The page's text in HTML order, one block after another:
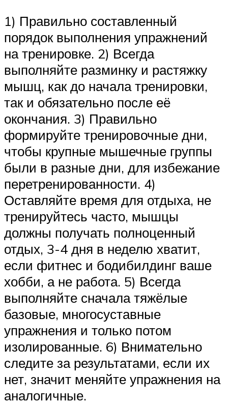
1) Правильно составленный
порядок выполнения упражнений
на тренировке. 2) Всегда
выполняйте разминку и растяжку
мышц, как до начала тренировки,
так и обязательно после её
окончания. 3) Правильно
формируйте тренировочные дни,
чтобы крупные мышечные группы
были в разные дни, для избежание
перетренированности. 4)
Оставляйте время для отдыха, не
тренируйтесь часто, мышцы
должны получать полноценный
отдых, 3-4 дня в неделю хватит,
если фитнес и бодибилдинг ваше
хобби, а не работа. 5) Всегда
выполняйте сначала тяжёлые
базовые, многосуставные
упражнения и только потом
изолированные. 6) Внимательно
следите за результатами, если их
нет, значит меняйте упражнения на
аналогичные.